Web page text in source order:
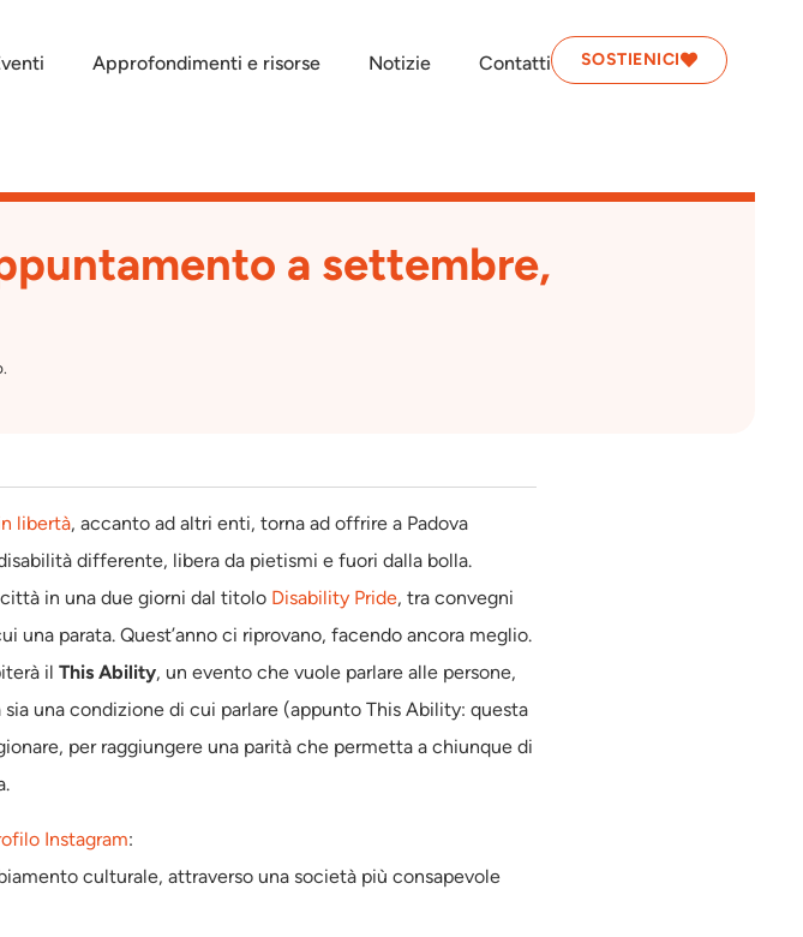
Approfondimenti e risorse Notizie Contatti SOSTIENICI
a settembre,
libertà, accanto ad altri enti, torna ad offrire a Padova
differente, libera da pietismi e fuori dalla bolla.
in una due giorni dal titolo Disability Pride, tra convegni
una parata. Quest’anno ci riprovano, facendo ancora meglio.
il This Ability, un evento che vuole parlare alle persone,
una condizione di cui parlare (appunto This Ability: questa
per raggiungere una parità che permetta a chiunque di
Instagram:
culturale, attraverso una società più consapevole